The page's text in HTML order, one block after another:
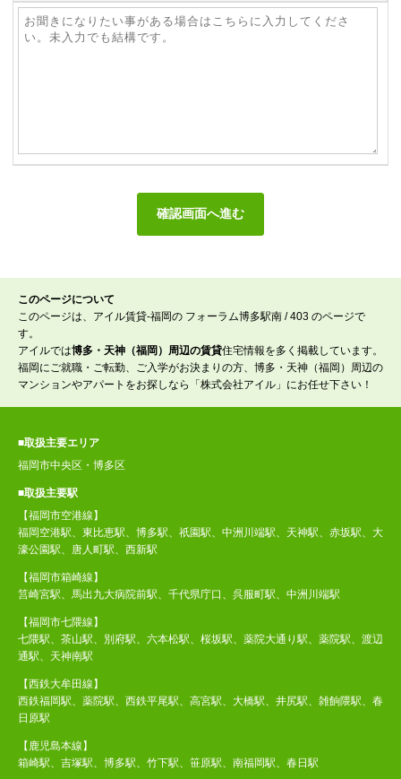
このページについて
このページは、アイル賃貸-福岡の フォーラム博多駅南 / 403 のページで
す。
アイルでは博多・天神（福岡）周辺の賃貸住宅情報を多く掲載しています。
福岡にご就職・ご転勤、ご入学がお決まりの方、博多・天神（福岡）周辺の
マンションやアパートをお探しなら「株式会社アイル」にお任せ下さい！
■取扱主要エリア
福岡市中央区・博多区
■取扱主要駅
【福岡市空港線】
福岡空港駅、東比恵駅、博多駅、祇園駅、中洲川端駅、天神駅、赤坂駅、大
濠公園駅、唐人町駅、西新駅
【福岡市箱崎線】
筥崎宮駅、馬出九大病院前駅、千代県庁口、呉服町駅、中洲川端駅
【福岡市七隈線】
七隈駅、茶山駅、別府駅、六本松駅、桜坂駅、薬院大通り駅、薬院駅、渡辺
通駅、天神南駅
【西鉄大牟田線】
西鉄福岡駅、薬院駅、西鉄平尾駅、高宮駅、大橋駅、井尻駅、雑餉隈駅、春
日原駅
【鹿児島本線】
箱崎駅、吉塚駅、博多駅、竹下駅、笹原駅、南福岡駅、春日駅